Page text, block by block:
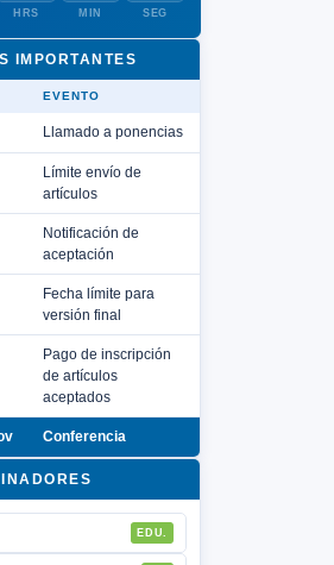
HRS MIN SEG
IMPORTANTES
EVENTO
Llamado a ponencias
Límite envío de
artículos
Notificación de
aceptación
Fecha límite para
versión final
Pago de inscripción
de artículos
aceptados
Conferencia
EDU.